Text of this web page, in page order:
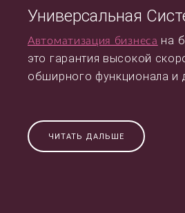
Универсальная
Автоматизация бизнеса на
это гарантия высокой
обширного функционала и
ЧИТАТЬ ДАЛЬШЕ